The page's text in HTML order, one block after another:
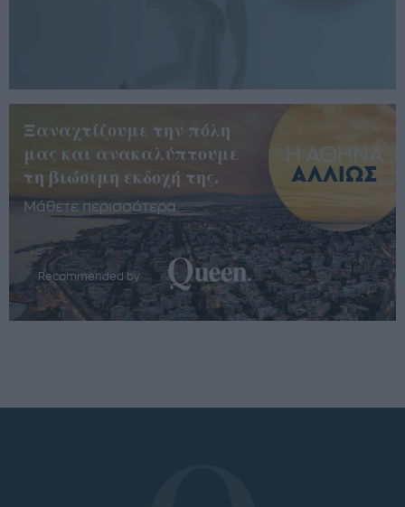
Ξαναχτίζουμε την πόλη
μας και ανακαλύπτουμε
τη βιώσιμη εκδοχή της.
Μάθετε περισσότερα
Recommended by